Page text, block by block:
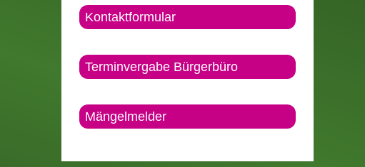
Kontaktformular
Terminvergabe Bürgerbüro
Mängelmelder